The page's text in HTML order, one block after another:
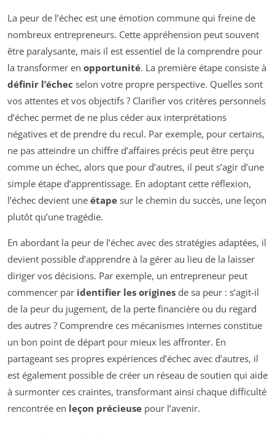
La peur de l’échec est une émotion commune qui freine de
nombreux entrepreneurs. Cette appréhension peut souvent
être paralysante, mais il est essentiel de la comprendre pour
la transformer en opportunité. La première étape consiste à
définir l’échec selon votre propre perspective. Quelles sont
vos attentes et vos objectifs ? Clarifier vos critères personnels
d’échec permet de ne plus céder aux interprétations
négatives et de prendre du recul. Par exemple, pour certains,
ne pas atteindre un chiffre d’affaires précis peut être perçu
comme un échec, alors que pour d’autres, il peut s’agir d’une
simple étape d’apprentissage. En adoptant cette réflexion,
l’échec devient une étape sur le chemin du succès, une leçon
plutôt qu’une tragédie.
En abordant la peur de l’échec avec des stratégies adaptées, il
devient possible d’apprendre à la gérer au lieu de la laisser
diriger vos décisions. Par exemple, un entrepreneur peut
commencer par identifier les origines de sa peur : s’agit-il
de la peur du jugement, de la perte financière ou du regard
des autres ? Comprendre ces mécanismes internes constitue
un bon point de départ pour mieux les affronter. En
partageant ses propres expériences d’échec avec d’autres, il
est également possible de créer un réseau de soutien qui aide
à surmonter ces craintes, transformant ainsi chaque difficulté
rencontrée en leçon précieuse pour l’avenir.